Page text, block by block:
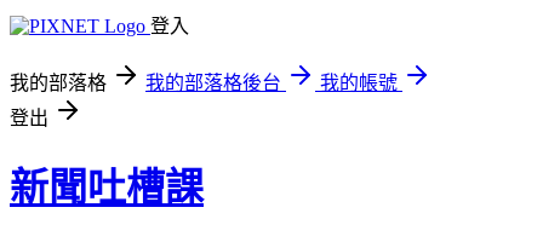
登入
我的部落格 我的部落格後台
我的帳號
登出
新聞吐槽課